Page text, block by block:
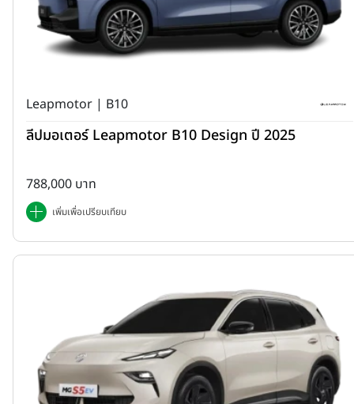
Leapmotor | B10
ลีปมอเตอร์ Leapmotor B10 Design ปี 2025
788,000 บาท
เพิ่มเพื่อเปรียบเทียบ